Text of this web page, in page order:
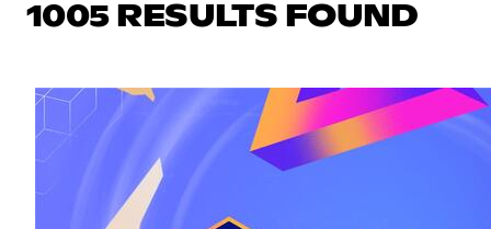
1005 RESULTS FOUND